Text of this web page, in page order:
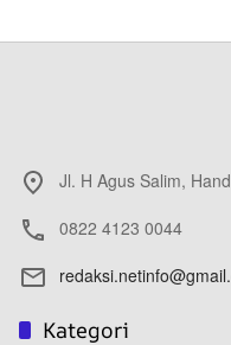
Jl. H Agus Salim,
0822 4123 0044
Kategori